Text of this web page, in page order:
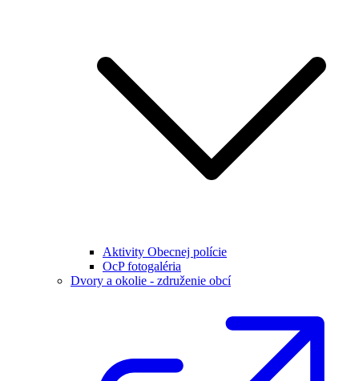
Aktivity Obecnej polície
OcP fotogaléria
Dvory a okolie - združenie obcí